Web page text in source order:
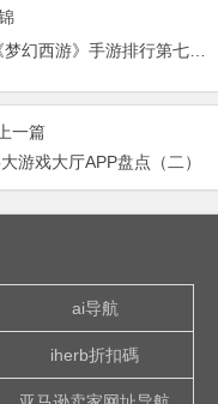
2015年最赚钱游戏出炉：《梦幻西游》手游排行第七，腾讯总收入进前三
一篇
游戏大厅APP盘点（二）
ai导航
iherb折扣碼